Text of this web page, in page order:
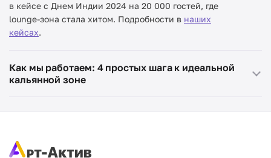
в кейсе с Днем Индии 2024 на 20 000 гостей, где
lounge-зона стала хитом. Подробности в наших
кейсах.
Как мы работаем: 4 простых шага к идеальной
кальянной зоне